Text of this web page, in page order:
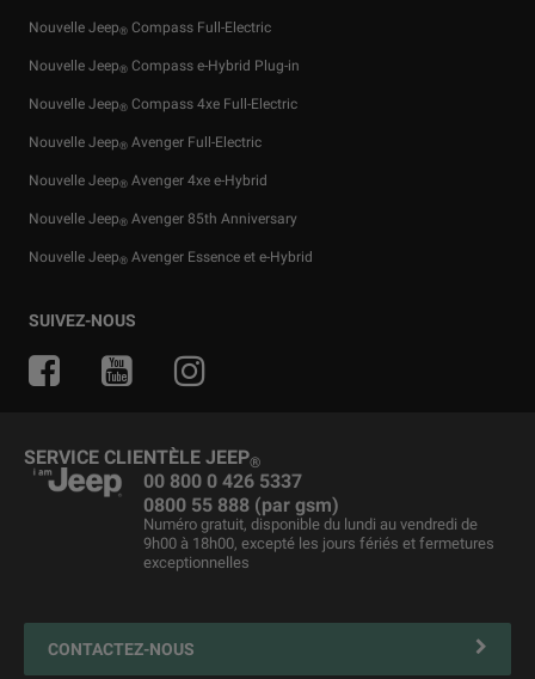
Nouvelle Jeep® Compass Full-Electric
Nouvelle Jeep® Compass e-Hybrid Plug-in
Nouvelle Jeep® Compass 4xe Full-Electric
Nouvelle Jeep® Avenger Full-Electric
Nouvelle Jeep® Avenger 4xe e-Hybrid
Nouvelle Jeep® Avenger 85th Anniversary
Nouvelle Jeep® Avenger Essence et e-Hybrid
Offres pour particuliers
Offres pour professionnelles
Services financiers
Private Lease
Véhicules d'occasion
Guide tout terrain
Le berceau du SUV
Accessoires d'origine
Offres du moment
Maintenance du véhicule
Assistance routière
4xe Plug-in Hybrid solutions de recharge et entretien
Actualités
Jeep & Juventus
SUIVEZ-NOUS
SERVICE CLIENTÈLE JEEP®
00 800 0 426 5337
0800 55 888 (par gsm)
Numéro gratuit, disponible du lundi au vendredi de
9h00 à 18h00, excepté les jours fériés et fermetures
exceptionnelles
CONTACTEZ-NOUS